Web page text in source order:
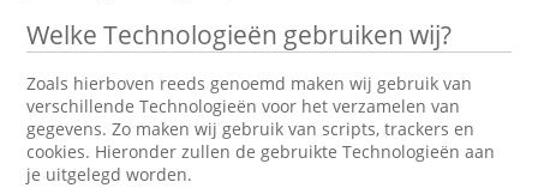
Welke Technologieën gebruiken wij?
Zoals hierboven reeds genoemd maken wij gebruik van
verschillende Technologieën voor het verzamelen van
gegevens. Zo maken wij gebruik van scripts, trackers en
cookies. Hieronder zullen de gebruikte Technologieën aan
je uitgelegd worden.